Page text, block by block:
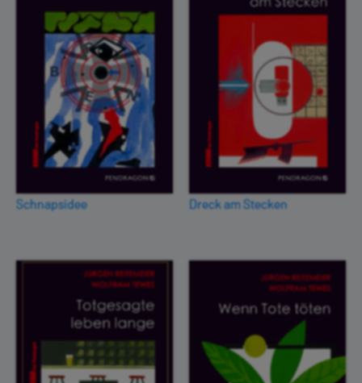
Schnapsidee Dreck am Stecken